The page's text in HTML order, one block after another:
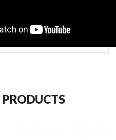
PRODUCTS